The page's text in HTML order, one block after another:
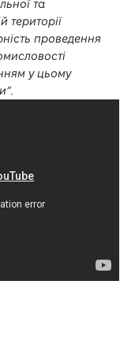
та
території
проведення
у цьому